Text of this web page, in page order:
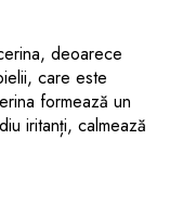
deoarece
care este
formează un
iritanți, calmează